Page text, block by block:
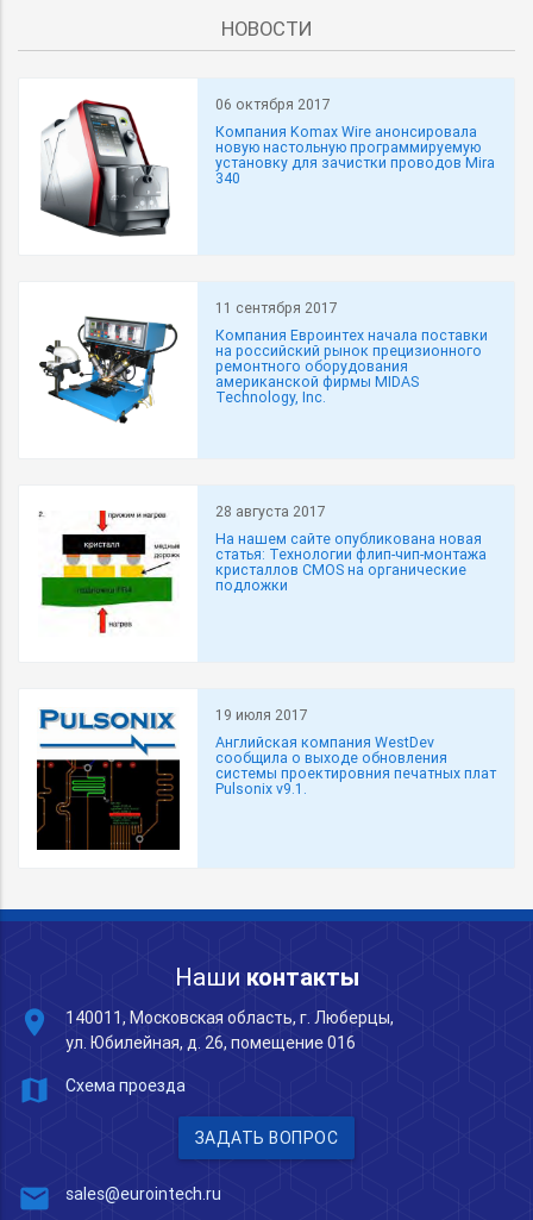
НОВОСТИ
06 октября 2017
Компания Komax Wire анонсировала
новую настольную программируемую
установку для зачистки проводов Mira
340
11 сентября 2017
Компания Евроинтех начала поставки
на российский рынок прецизионного
ремонтного оборудования
американской фирмы MIDAS
Technology, Inc.
28 августа 2017
На нашем сайте опубликована новая
статья: Технологии флип-чип-монтажа
кристаллов CMOS на органические
подложки
19 июля 2017
Английская компания WestDev
сообщила о выходе обновления
системы проектировния печатных плат
Pulsonix v9.1.
Наши контакты
place
140011, Московская область, г. Люберцы,
ул. Юбилейная, д. 26, помещение 016
map Схема проезда
ЗАДАТЬ ВОПРОС
mail sales@eurointech.ru